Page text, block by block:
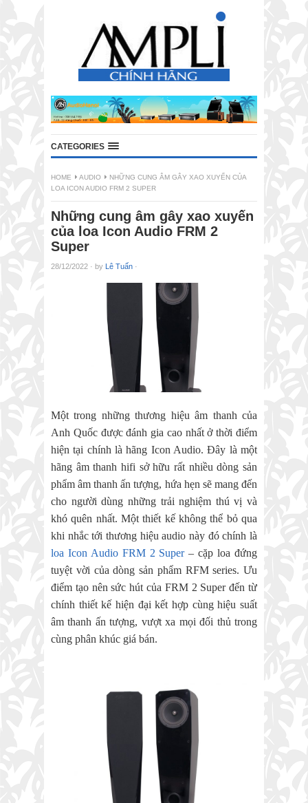
CATEGORIES
HOME AUDIO
NHỮNG CUNG ÂM GÂY XAO XUYẾN CỦA
LOA ICON AUDIO FRM 2 SUPER
Những cung âm gây xao xuyến
của loa Icon Audio FRM 2
Super
28/12/2022 · by Lê Tuấn ·
Một trong những thương hiệu âm thanh của
Anh Quốc được đánh gia cao nhất ở thời điểm
hiện tại chính là hãng Icon Audio. Đây là một
hãng âm thanh hifi sở hữu rất nhiều dòng sản
phẩm âm thanh ấn tượng, hứa hẹn sẽ mang đến
cho người dùng những trải nghiệm thú vị và
khó quên nhất. Một thiết kế không thể bỏ qua
khi nhắc tới thương hiệu audio này đó chính là
loa Icon Audio FRM 2 Super– cặp loa đứng
tuyệt vời của dòng sản phẩm RFM series. Ưu
điểm tạo nên sức hút của FRM 2 Super đến từ
chính thiết kế hiện đại kết hợp cùng hiệu suất
âm thanh ấn tượng, vượt xa mọi đối thủ trong
cùng phân khúc giá bán.